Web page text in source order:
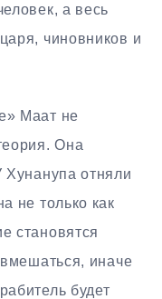
а весь
чиновников и
Маат не
Она
Хунанупа отняли
не только как
становятся
иначе
будет